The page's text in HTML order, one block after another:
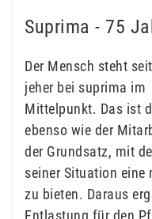
Suprima - 75
Der Mensch steht seit
jeher bei suprima im
Mittelpunkt. Das ist
ebenso wie der
der Grundsatz, mit
seiner Situation
zu bieten. Daraus
Entlastung für den